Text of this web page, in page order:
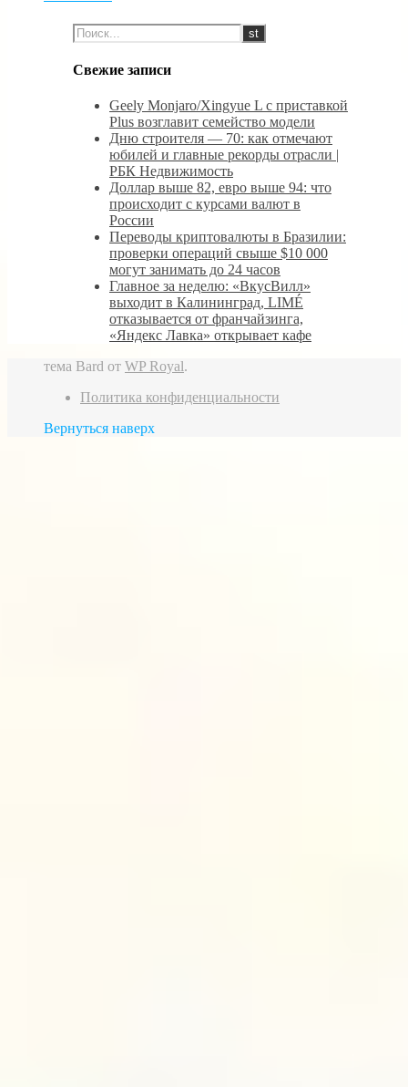
Свежие записи
Geely Monjaro/Xingyue L с приставкой
Plus возглавит семейство модели
Дню строителя — 70: как отмечают
юбилей и главные рекорды отрасли |
РБК Недвижимость
Доллар выше 82, евро выше 94: что
происходит с курсами валют в
России
Переводы криптовалюты в Бразилии:
проверки операций свыше $10 000
могут занимать до 24 часов
Главное за неделю: «ВкусВилл»
выходит в Калининград, LIMÉ
отказывается от франчайзинга,
«Яндекс Лавка» открывает кафе
тема Bard от WP Royal.
Политика конфиденциальности
Вернуться наверх